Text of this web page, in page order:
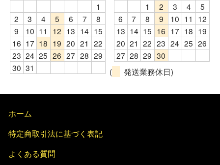
1
2
3 4 5 6 7
8
9
10 11 12 13 14 15
16 17 18 19 20 21 22
23 24 25 26 27 28 29
30 31
1 2 3 4
5
6
7 8 9 10 11
12
13 14 15 16 17 18 19
20 21 22 23 24 25 26
27 28 29 30
(
発送業務休日)
ホーム
特定商取引法に基づく表記
よくある質問